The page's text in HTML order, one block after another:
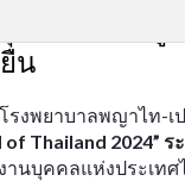
น
โรงพยาบาลพญาไท
Thailand 2024”
นบุคคลแห่งประเทศ